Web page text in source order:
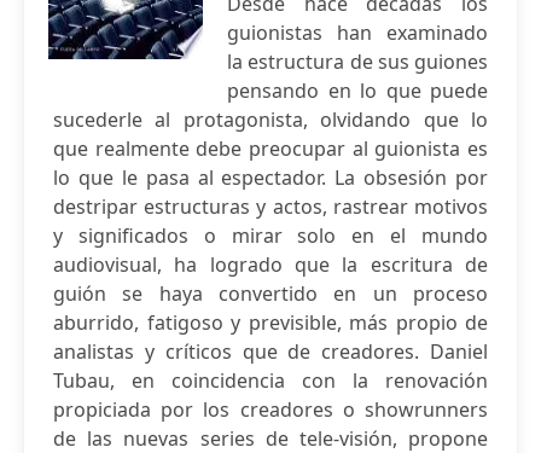
guionistas han examinado
la estructura de sus guiones
pensando en lo que puede
sucederle al protagonista, olvidando que lo
que realmente debe preocupar al guionista es
lo que le pasa al espectador. La obsesión por
destripar estructuras y actos, rastrear motivos
y significados o mirar solo en el mundo
audiovisual, ha logrado que la escritura de
guión se haya convertido en un proceso
aburrido, fatigoso y previsible, más propio de
analistas y críticos que de creadores. Daniel
Tubau, en coincidencia con la renovación
propiciada por los creadores o showrunners
de las nuevas series de tele-visión, propone